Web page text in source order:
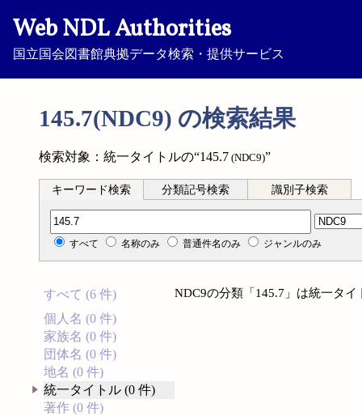
Web NDL Authorities
国立国会図書館典拠データ検索・提供サービス
145.7(NDC9) の検索結果
検索対象：統一タイトルの“145.7 (NDC9)”
キーワード検索 分類記号検索 識別子検索
分類記号検索
すべて 名称のみ 普通件名のみ ジャンルのみ
すべて (6 件)
個人名 (0 件)
家族名 (0 件)
団体名 (0 件)
地名 (0 件)
統一タイトル (0 件)
著作 (0 件)
NDC9の分類「145.7」は統一タ